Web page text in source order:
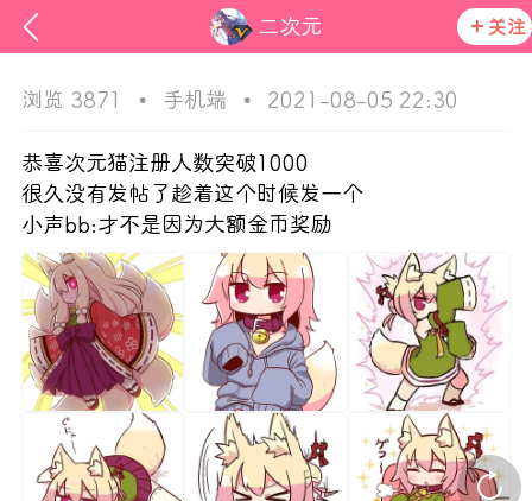
二次元 关注
元猫
资讯
区发布非法内容 发现立即永久封号
官方公告
浏览 3871 • 手机端 • 2021-08-05 22:30
恭喜次元猫注册人数突破1000
很久没有发帖了趁着这个时候发一个
小声bb:才不是因为大额金币奖励